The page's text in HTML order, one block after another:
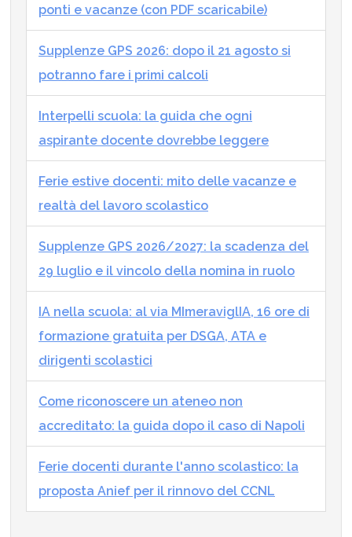
ponti e vacanze (con PDF scaricabile)
Supplenze GPS 2026: dopo il 21 agosto si
potranno fare i primi calcoli
Interpelli scuola: la guida che ogni
aspirante docente dovrebbe leggere
Ferie estive docenti: mito delle vacanze e
realtà del lavoro scolastico
Supplenze GPS 2026/2027: la scadenza del
29 luglio e il vincolo della nomina in ruolo
IA nella scuola: al via MImeraviglIA, 16 ore di
formazione gratuita per DSGA, ATA e
dirigenti scolastici
Come riconoscere un ateneo non
accreditato: la guida dopo il caso di Napoli
Ferie docenti durante l'anno scolastico: la
proposta Anief per il rinnovo del CCNL